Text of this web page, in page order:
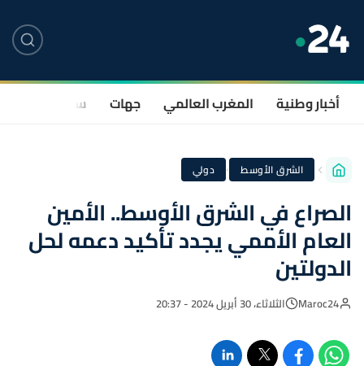
أخبار وطنية المغرب العالمي جهات سياسة
الشرق الأوسط · دولي
الصراع في الشرق الأوسط.. الأمين
العام الأممي يجدد تأكيد دعمه لحل
الدولتين
Maroc24 الثلاثاء، 30 أبريل 2024 - 20:37